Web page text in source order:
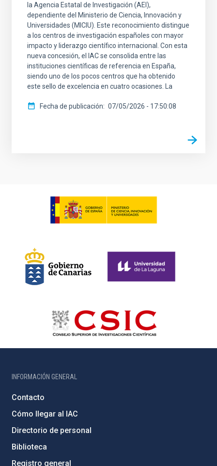
la Agencia Estatal de Investigación (AEI),
dependiente del Ministerio de Ciencia, Innovación y
Universidades (MICIU). Este reconocimiento distingue
a los centros de investigación españoles con mayor
impacto y liderazgo científico internacional. Con esta
nueva concesión, el IAC se consolida entre las
instituciones científicas de referencia en España,
siendo uno de los pocos centros que ha obtenido
este sello de excelencia en cuatro ocasiones. La
Fecha de publicación 07/05/2026 - 17:50:08
INFORMACIÓN GENERAL
Contacto
Cómo llegar al IAC
Directorio de personal
Biblioteca
Registro general